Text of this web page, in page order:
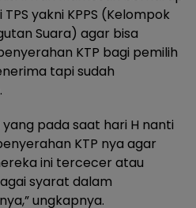
yakni KPPS (Kelompok
Suara) agar bisa
KTP bagi pemilih
tapi sudah
pada saat hari H nanti
KTP nya agar
ini tercecer atau
syarat dalam
ungkapnya.